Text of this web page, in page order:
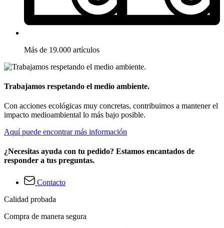
Más de 19.000 artículos
Trabajamos respetando el medio ambiente.
Con acciones ecológicas muy concretas, contribuimos a mantener el
impacto medioambiental lo más bajo posible.
Aquí puede encontrar más información
¿Necesitas ayuda con tu pedido? Estamos encantados de
responder a tus preguntas.
Contacto
Calidad probada
Compra de manera segura